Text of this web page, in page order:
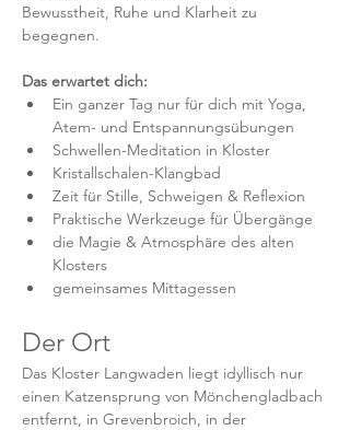
Bewusstheit, Ruhe und Klarheit zu
begegnen.
Das erwartet dich:
Ein ganzer Tag nur für dich mit Yoga,
Atem- und Entspannungsübungen
Schwellen-Meditation in Kloster
Kristallschalen-Klangbad
Zeit für Stille, Schweigen & Reflexion
Praktische Werkzeuge für Übergänge
die Magie & Atmosphäre des alten
Klosters
gemeinsames Mittagessen
Der Ort
Das Kloster Langwaden liegt idyllisch nur
einen Katzensprung von Mönchengladbach
entfernt, in Grevenbroich, in der